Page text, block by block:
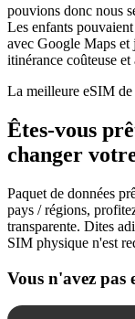
pouvions donc nous
Les enfants
avec Google Maps et
itinérance coûteuse
La meilleure eSIM
Êtes-vous
changer
Paquet de données
pays / régions,
transparente. Dites
SIM physique n'est
Vous n'avez